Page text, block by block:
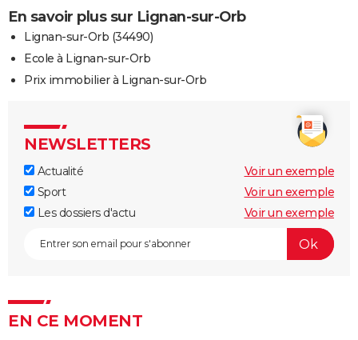
En savoir plus sur Lignan-sur-Orb
Lignan-sur-Orb (34490)
Ecole à Lignan-sur-Orb
Prix immobilier à Lignan-sur-Orb
NEWSLETTERS
Actualité
Voir un exemple
Sport
Voir un exemple
Les dossiers d'actu
Voir un exemple
EN CE MOMENT